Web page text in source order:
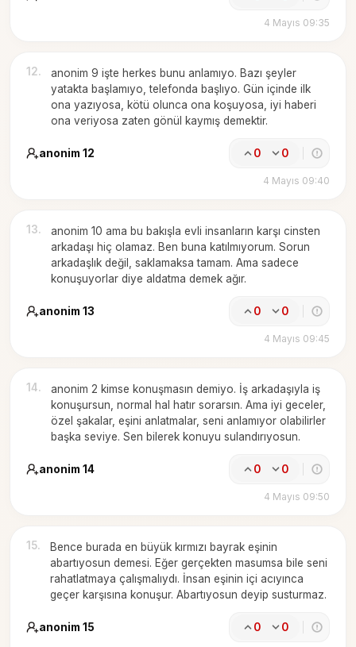
4 Mayıs 09:35
12.
anonim 9 işte herkes bunu anlamıyo. Bazı şeyler
yatakta başlamıyo, telefonda başlıyo. Gün içinde ilk
ona yazıyosa, kötü olunca ona koşuyosa, iyi haberi
ona veriyosa zaten gönül kaymış demektir.
anonim 12 0 0
4 Mayıs 09:40
13.
anonim 10 ama bu bakışla evli insanların karşı cinsten
arkadaşı hiç olamaz. Ben buna katılmıyorum. Sorun
arkadaşlık değil, saklamaksa tamam. Ama sadece
konuşuyorlar diye aldatma demek ağır.
anonim 13 0 0
4 Mayıs 09:45
14.
anonim 2 kimse konuşmasın demiyo. İş arkadaşıyla iş
konuşursun, normal hal hatır sorarsın. Ama iyi geceler,
özel şakalar, eşini anlatmalar, seni anlamıyor olabilirler
başka seviye. Sen bilerek konuyu sulandırıyosun.
anonim 14 0 0
4 Mayıs 09:50
15.
Bence burada en büyük kırmızı bayrak eşinin
abartıyosun demesi. Eğer gerçekten masumsa bile seni
rahatlatmaya çalışmalıydı. İnsan eşinin içi acıyınca
geçer karşısına konuşur. Abartıyosun deyip susturmaz.
anonim 15 0 0